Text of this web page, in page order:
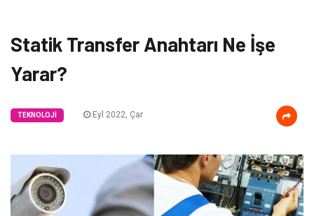
Statik Transfer Anahtarı Ne İşe
Yarar?
TEKNOLOJI Eyl 2022, Çar